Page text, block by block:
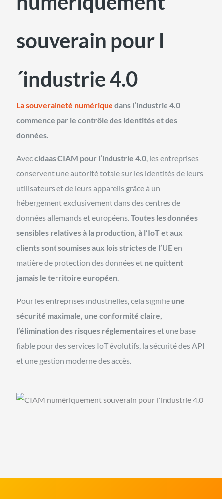
souverain pour l
´industrie 4.0
La souveraineté numérique dans l’industrie 4.0
commence par le contrôle des identités et des
données.
Aveccidaas CIAM pour l’industrie 4.0, les entreprises
conservent une autorité totale sur les identités de leurs
utilisateurs et de leurs appareils grâce à un
hébergement exclusivement dans des centres de
données allemands et européens.Toutes les données
sensibles relatives à la production, à l’IoT et aux
clients sont soumises aux lois strictes de l’UEen
matière de protection des données et ne quittent
jamais le territoire européen.
Pour les entreprises industrielles, cela signifie une
sécurité maximale, une conformité claire,
l’élimination des risques réglementaireset une base
fiable pour des services IoT évolutifs, la sécurité des API
et une gestion moderne des accès.